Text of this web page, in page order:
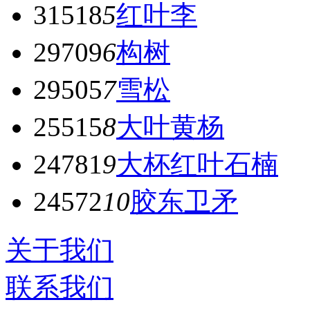
315185红叶李
297096构树
295057雪松
255158大叶黄杨
247819大杯红叶石楠
2457210胶东卫矛
关于我们
联系我们